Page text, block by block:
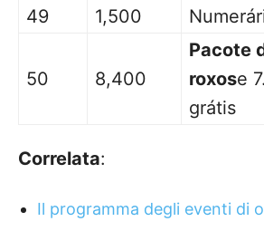
49
1,500
50 8,400
Pacote
roxose
grátis
Correlata:
Il programma degli eventi di